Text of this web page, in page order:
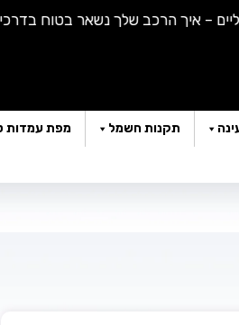
– איך הרכב שלך נשאר בטוח בדרכים |
תקנות חשמל מפת עמדות